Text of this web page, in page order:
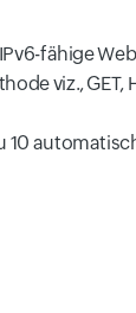
fähige
viz., GET,
10